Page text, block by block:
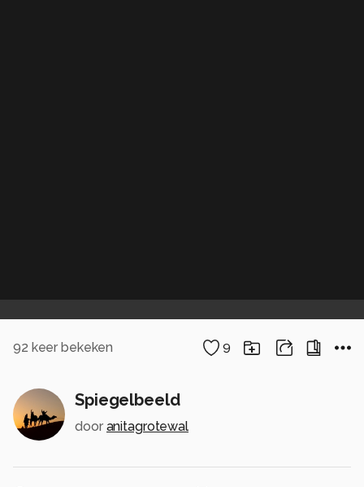
92 keer bekeken 9
Spiegelbeeld
door anitagrotewal